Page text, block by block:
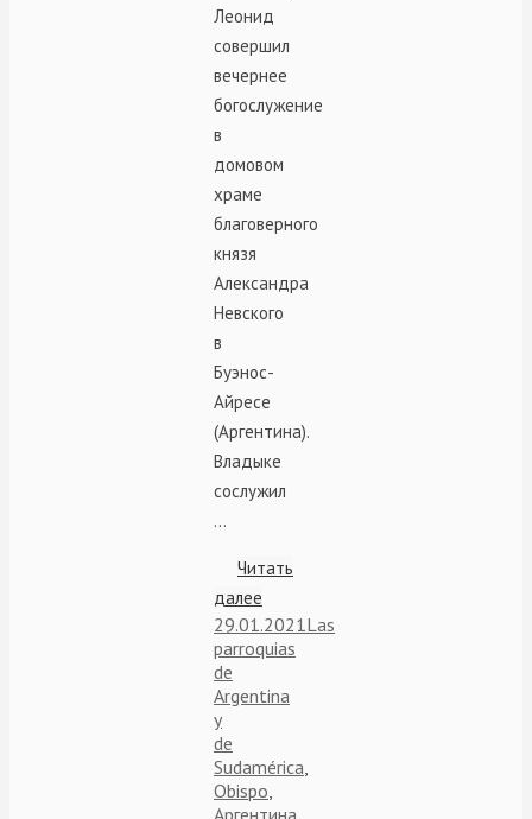
Леонид
совершил
вечернее
богослужение
в
домовом
храме
благоверного
князя
Александра
Невского
в
Буэнос-
Айресе
(Аргентина).
Владыке
сослужил
…
Читать
далее
29.01.2021Las
parroquias
de
Argentina
y
de
Sudamérica
Obispo
Аргентина